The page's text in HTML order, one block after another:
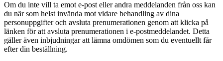
Om du inte vill ta emot e-post eller andra meddelanden från oss kan
du när som helst invända mot vidare behandling av dina
personuppgifter och avsluta prenumerationen genom att klicka på
länken för att avsluta prenumerationen i e-postmeddelandet. Detta
gäller även inbjudningar att lämna omdömen som du eventuellt får
efter din beställning.